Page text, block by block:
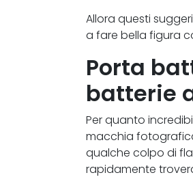
Allora questi
a fare bella figura
Porta
batterie
Per quanto
macchia
qualche colpo di
rapidamente